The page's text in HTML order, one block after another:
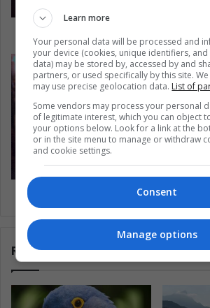
¿Qué es y para qué sirve el
Crece la tensión racial en
Related Articles
Learn more
Your personal data will be processed and
your device (cookies, unique identifiers,
data) may be stored by, accessed by and
partners, or used specifically by this site.
may use precise geolocation data. List of
Some vendors may process your personal
of legitimate interest, which you can object
your options below. Look for a link at the
or in the site menu to manage or withdraw
and cookie settings.
Consent
Manage options